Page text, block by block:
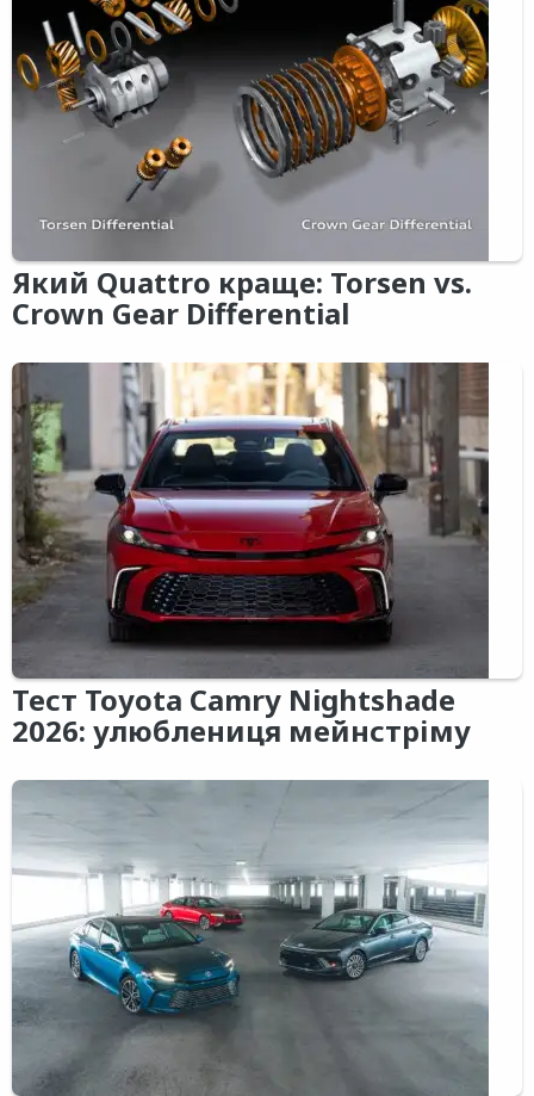
Який Quattro краще: Torsen vs.
Crown Gear Differential
Тест Toyota Camry Nightshade
2026: улюблениця мейнстріму